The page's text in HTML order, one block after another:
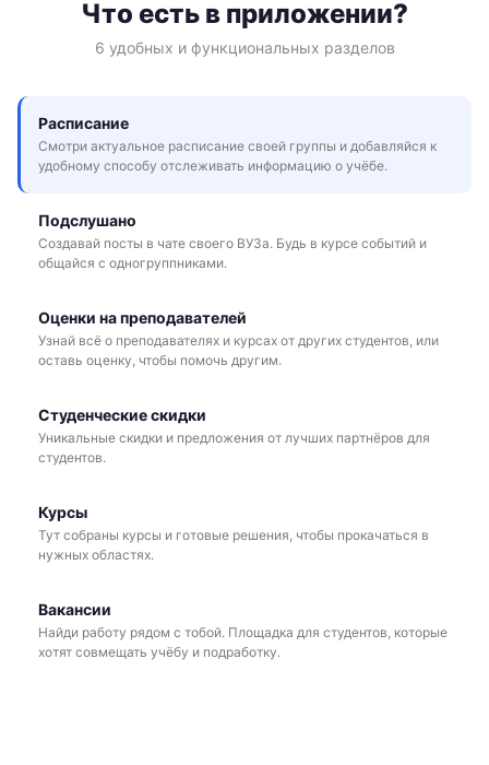
Что есть в приложении?
6 удобных и функциональных разделов
Расписание
Смотри актуальное расписание своей группы и добавляйся к
удобному способу отслеживать информацию о учёбе.
Подслушано
Создавай посты в чате своего ВУЗа. Будь в курсе событий и
общайся с одногруппниками.
Оценки на преподавателей
Узнай всё о преподавателях и курсах от других студентов, или
оставь оценку, чтобы помочь другим.
Студенческие скидки
Уникальные скидки и предложения от лучших партнёров для
студентов.
Курсы
Тут собраны курсы и готовые решения, чтобы прокачаться в
нужных областях.
Вакансии
Найди работу рядом с тобой. Площадка для студентов, которые
хотят совмещать учёбу и подработку.